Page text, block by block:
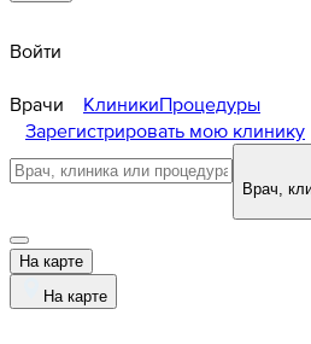
Войти
Врачи КлиникиПроцедуры
Зарегистрировать мою клинику
Врач,
На карте
На карте